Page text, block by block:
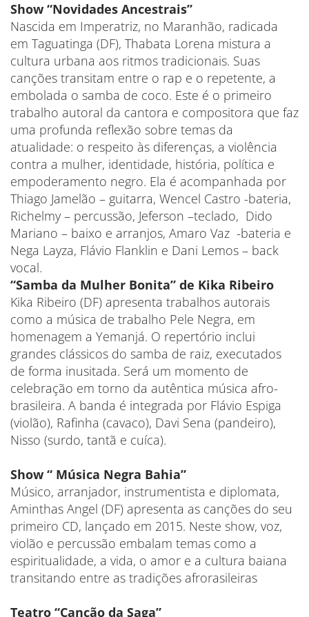
Show “Novidades Ancestrais”
Nascida em Imperatriz, no Maranhão, radicada
em Taguatinga (DF), Thabata Lorena mistura a
cultura urbana aos ritmos tradicionais. Suas
canções transitam entre o rap e o repetente, a
embolada o samba de coco. Este é o primeiro
trabalho autoral da cantora e compositora que faz
uma profunda reflexão sobre temas da
atualidade: o respeito às diferenças, a violência
contra a mulher, identidade, história, política e
empoderamento negro. Ela é acompanhada por
Thiago Jamelão – guitarra, Wencel Castro -bateria,
Richelmy – percussão, Jeferson –teclado, Dido
Mariano – baixo e arranjos, Amaro Vaz -bateria e
Nega Layza, Flávio Flanklin e Dani Lemos – back
vocal.
“Samba da Mulher Bonita” de Kika Ribeiro
Kika Ribeiro (DF) apresenta trabalhos autorais
como a música de trabalho Pele Negra, em
homenagem a Yemanjá. O repertório inclui
grandes clássicos do samba de raiz, executados
de forma inusitada. Será um momento de
celebração em torno da autêntica música afro-
brasileira. A banda é integrada por Flávio Espiga
(violão), Rafinha (cavaco), Davi Sena (pandeiro),
Nisso (surdo, tantã e cuíca).
Show “ Música Negra Bahia”
Músico, arranjador, instrumentista e diplomata,
Aminthas Angel (DF) apresenta as canções do seu
primeiro CD, lançado em 2015. Neste show, voz,
violão e percussão embalam temas como a
espiritualidade, a vida, o amor e a cultura baiana
transitando entre as tradições afrorasileiras
Teatro “Canção da Saga”